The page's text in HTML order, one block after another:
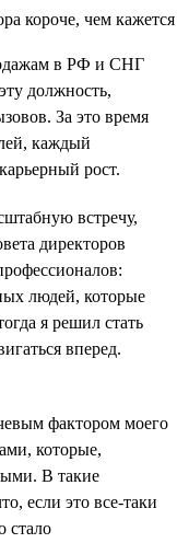
в РФ и СНГ
должность,
За это время
каждый
рост.
встречу,
директоров
людей, которые
я решил стать
вперед.
фактором моего
которые,
В такие
если это все-таки
стало